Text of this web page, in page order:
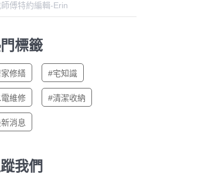
傅特約編輯-Erin
標籤
修繕 #宅知識
維修 #清潔收納
消息
我們